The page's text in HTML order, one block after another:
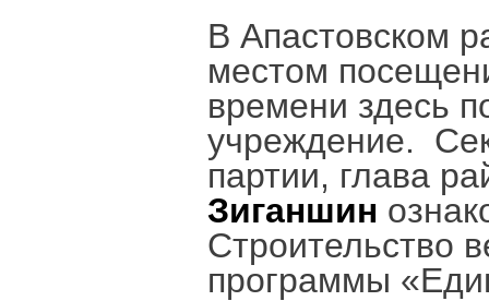
В Апастовском
местом
времени здесь
учреждение.
партии, глава
Зиганшин
Строительство
программы